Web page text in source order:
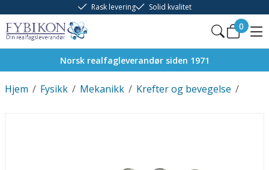
Rask levering Solid kvalitet
0
Norsk realfagleverandør siden 1971
/
Hjem /
Fysikk /
Mekanikk /
Krefter og bevegelse